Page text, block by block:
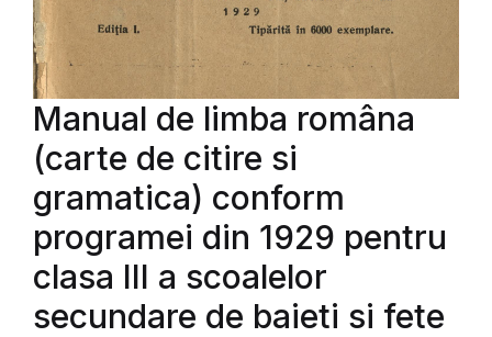
Manual de limba româna
(carte de citire si
gramatica) conform
programei din 1929 pentru
clasa III a scoalelor
secundare de baieti si fete